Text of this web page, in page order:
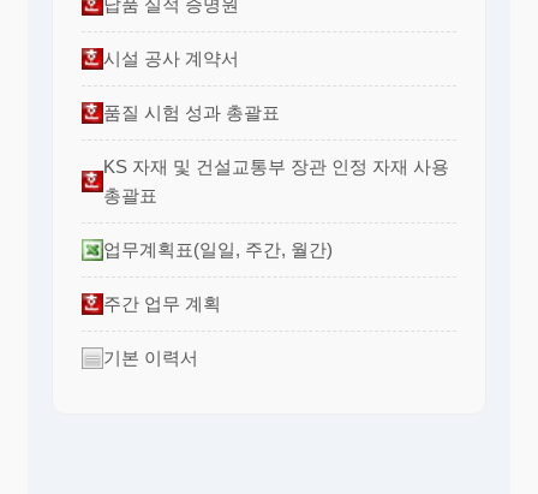
납품 실적 증명원
시설 공사 계약서
품질 시험 성과 총괄표
KS 자재 및 건설교통부 장관 인정 자재 사용
총괄표
업무계획표(일일, 주간, 월간)
주간 업무 계획
기본 이력서